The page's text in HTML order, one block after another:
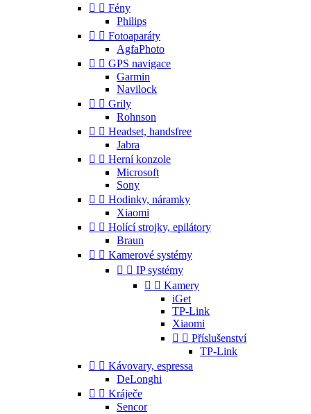
  Fény
Philips
  Fotoaparáty
AgfaPhoto
  GPS navigace
Garmin
Navilock
  Grily
Rohnson
  Headset, handsfree
Jabra
  Herní konzole
Microsoft
Sony
  Hodinky, náramky
Xiaomi
  Holící strojky, epilátory
Braun
  Kamerové systémy
  IP systémy
  Kamery
iGet
TP-Link
Xiaomi
  Příslušenství
TP-Link
  Kávovary, espressa
DeLonghi
  Kráječe
Sencor